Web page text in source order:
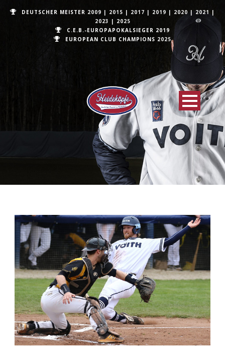
DEUTSCHER MEISTER 2009 | 2015 | 2017 | 2019 | 2020 | 2021 |
2023 | 2025
C.E.B.-EUROPAPOKALSIEGER 2019
EUROPEAN CLUB CHAMPIONS 2025